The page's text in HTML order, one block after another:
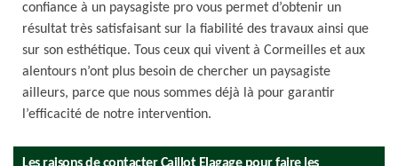
confiance à un paysagiste pro vous permet d’obtenir un
résultat très satisfaisant sur la fiabilité des travaux ainsi que
sur son esthétique. Tous ceux qui vivent à Cormeilles et aux
alentours n’ont plus besoin de chercher un paysagiste
ailleurs, parce que nous sommes déjà là pour garantir
l’efficacité de notre intervention.